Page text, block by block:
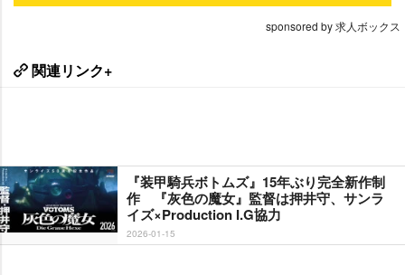
sponsored by 求人ボックス
関連リンク+
『装甲騎兵ボトムズ』15年ぶり完全新作制
作 『灰色の魔女』監督は押井守、サンラ
イズ×Production I.G協力
2026-01-15